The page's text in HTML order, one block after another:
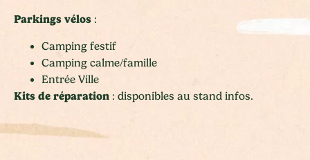
Parkings vélos :
Camping festif
Camping calme/famille
Entrée Ville
Kits de réparation : disponibles au stand infos.